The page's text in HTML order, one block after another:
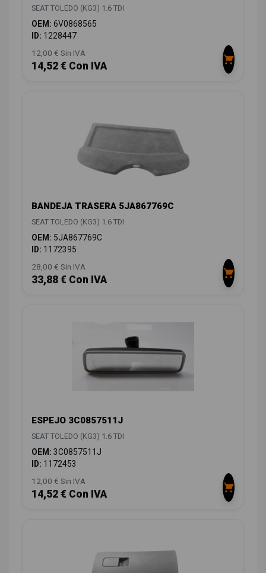
SEAT TOLEDO (KG3) 1.6 TDI
OEM: 6V0868565
ID: 1228447
12,00 € Sin IVA
14,52 € Con IVA
BANDEJA TRASERA 5JA867769C
SEAT TOLEDO (KG3) 1.6 TDI
OEM: 5JA867769C
ID: 1172395
28,00 € Sin IVA
33,88 € Con IVA
ESPEJO 3C0857511J
SEAT TOLEDO (KG3) 1.6 TDI
OEM: 3C0857511J
ID: 1172453
12,00 € Sin IVA
14,52 € Con IVA